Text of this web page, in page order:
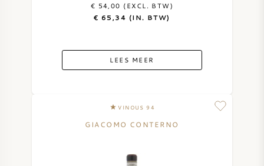
€ 54,00 (EXCL. BTW)
€ 65,34 (IN. BTW)
LEES MEER
VINOUS 94
GIACOMO CONTERNO